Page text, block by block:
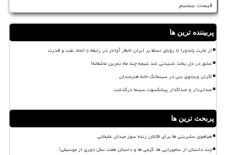
قیمت بیسیم
پربیننده ترین ها
از غارت پاندورا تا رؤیای تسلط بر ایران اخطار آواتار در رابطه با اتحاد نفت و قدرت
عشق در دل بماند شنیدنی شد نتیجه چند ماه تمرین عاشقانه!
اکران ویدئوی بنی در سینماتک خانه هنرمندان
صدابردار و صداگذار پیشکسوت سینما درگذشت
پربحث ترین ها
هیاهوی سلبریتی ها برای قاتلان زنده سوز میدان علیخانی
چند داستان از سامورایی ها، گرمی ها و داستان هفت سال دوری از موسیقی!